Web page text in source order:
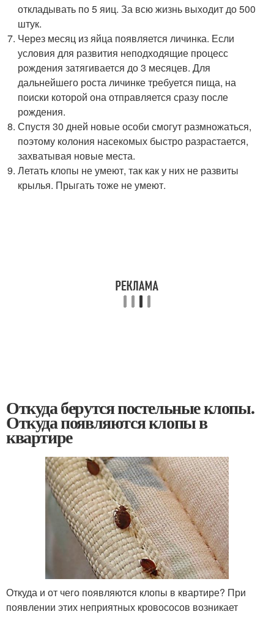
откладывать по 5 яиц. За всю жизнь выходит до 500
штук.
Через месяц из яйца появляется личинка. Если
условия для развития неподходящие процесс
рождения затягивается до 3 месяцев. Для
дальнейшего роста личинке требуется пища, на
поиски которой она отправляется сразу после
рождения.
Спустя 30 дней новые особи смогут размножаться,
поэтому колония насекомых быстро разрастается,
захватывая новые места.
Летать клопы не умеют, так как у них не развиты
крылья. Прыгать тоже не умеют.
Откуда берутся постельные клопы.
Откуда появляются клопы в
квартире
Откуда и от чего появляются клопы в квартире? При
появлении этих неприятных кровососов возникает